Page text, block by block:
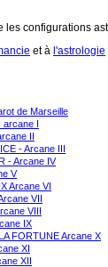
configurations
et à l'astrologie
de Marseille
arcane I
II
- Arcane III
- Arcane IV
V
Arcane VI
VII
VIII
IX
FORTUNE Arcane X
XI
XII